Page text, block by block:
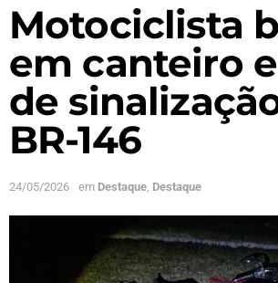
Motociclista
em canteiro
de
BR-146
24/05/2026 em Destaque, Destaque